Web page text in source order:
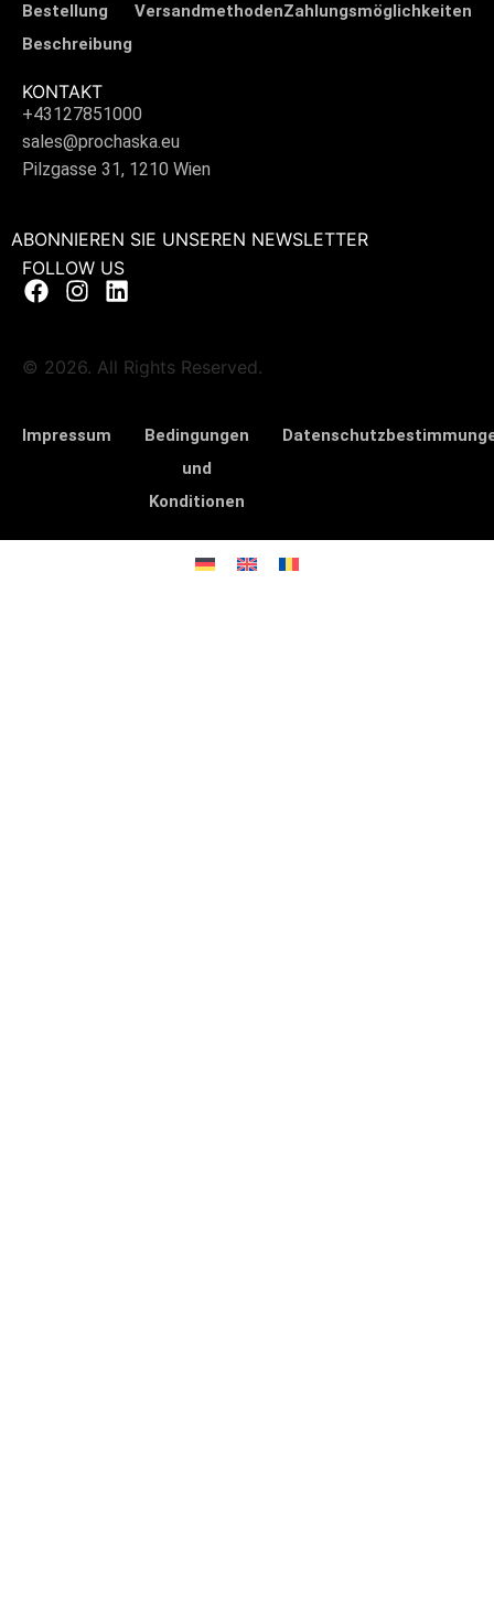
Bestellung
Beschreibung
VersandmethodenZahlungsmöglichkeiten
KONTAKT
+43127851000
sales@prochaska.eu
Pilzgasse 31, 1210 Wien
ABONNIEREN SIE UNSEREN NEWSLETTER
FOLLOW US
© 2026. All Rights Reserved.
Impressum
Bedingungen
und
Konditionen